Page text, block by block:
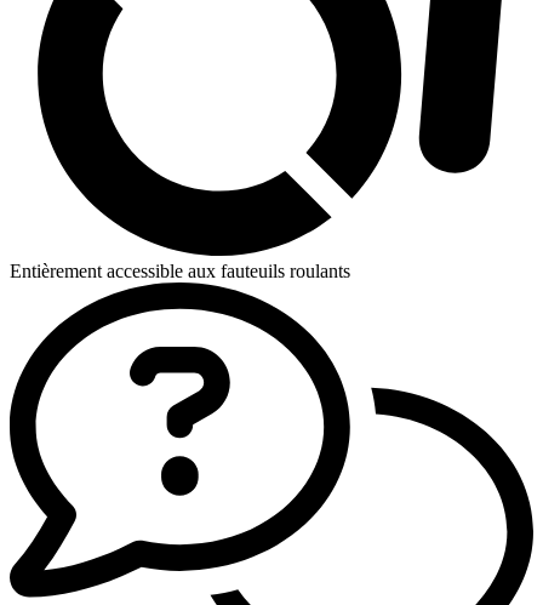
Entièrement accessible aux fauteuils roulants